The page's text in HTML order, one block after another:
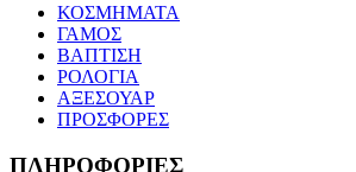
ΚΟΣΜΗΜΑΤΑ
ΓΑΜΟΣ
ΒΑΠΤΙΣΗ
ΡΟΛΟΓΙΑ
ΑΞΕΣΟΥΑΡ
ΠΡΟΣΦΟΡΕΣ
ΠΛΗΡΟΦΟΡΙΕΣ